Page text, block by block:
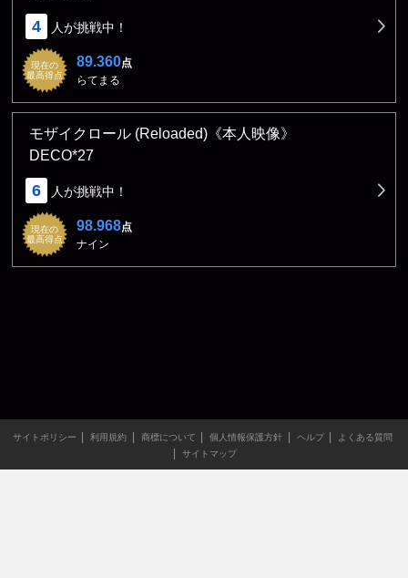
4 人が挑戦中！
現在の
最高得点
89.360点
らてまる
モザイクロール (Reloaded)《本人映像》
DECO*27
6 人が挑戦中！
現在の
最高得点
98.968点
ナイン
サイトポリシー 利用規約 商標について 個人情報保護方針 ヘルプ
よくある質問
サイトマップ